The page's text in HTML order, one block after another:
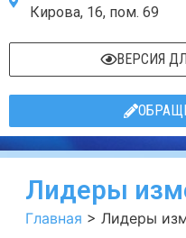
Кирова, 16, пом. 69
ВЕРСИЯ
Лидеры
Главная > Лидеры